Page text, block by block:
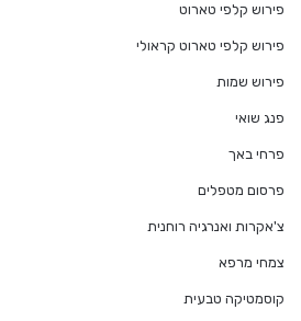
פירוש קלפי טארוט
פירוש קלפי טארוט קראולי
פירוש שמות
פנג שואי
פרחי באך
פרסום מטפלים
צ'אקרות ואנרגיה רוחנית
צמחי מרפא
קוסמטיקה טבעית